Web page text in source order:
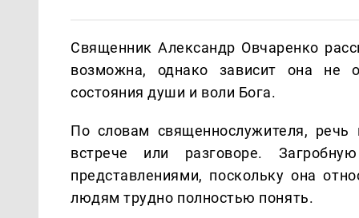
Священник Александр Овчаренко
возможна, однако зависит она не
состояния души и воли Бога.
По словам священнослужителя,
встрече или разговоре.
представлениями, поскольку она
людям трудно полностью понять.